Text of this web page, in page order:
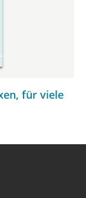
für viele